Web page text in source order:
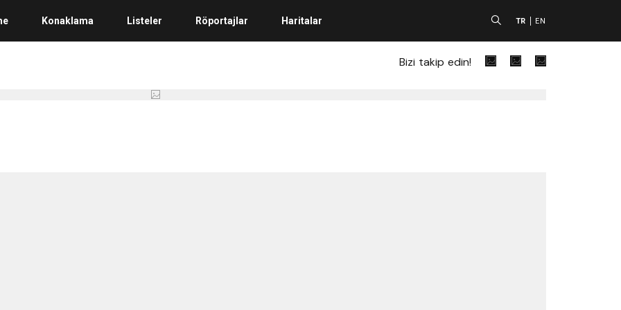
Konaklama Listeler Röportajlar Haritalar A TR EN
Bizi takip edin!